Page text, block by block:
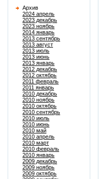
Архив
2024 апрель
2023 декабрь
2023 ноябрь
2014 январь
2013 сентябрь
2013 август
2013 июль
2013 июнь
2013 январь
2012 декабрь
2012 октябрь
2011 февраль
2011 январь
2010 декабрь
2010 ноябрь
2010 октябрь
2010 сентябрь
2010 июль
2010 июнь
2010 май
2010 апрель
2010 март
2010 февраль
2010 январь
2009 декабрь
2009 ноябрь
2009 октябрь